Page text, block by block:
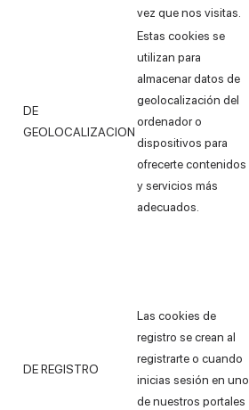
vez que nos visitas.
DE
GEOLOCALIZACION
Estas cookies se
utilizan para
almacenar datos de
geolocalización del
ordenador o
dispositivos para
ofrecerte contenidos
y servicios más
adecuados.
DE REGISTRO
Las cookies de
registro se crean al
registrarte o cuando
inicias sesión en uno
de nuestros portales